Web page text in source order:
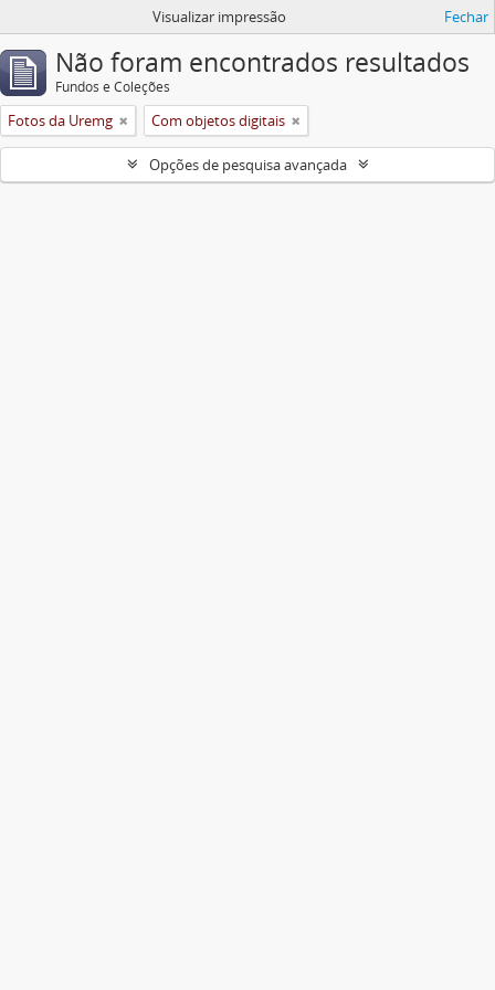
Visualizar impressão Fechar
Não foram encontrados resultados
Fundos e Coleções
Fotos da Uremg Com objetos digitais
Opções de pesquisa avançada